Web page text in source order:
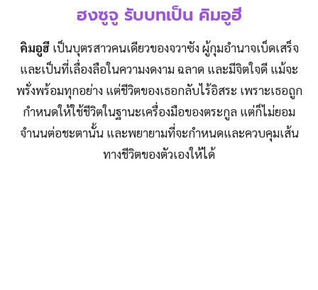
ฮงซูจู รับบทเป็น คิมอูฮี
คิมอูฮี เป็นบุตรสาวคนเดียวของจวาซัง ผู้กุมอำนาจเบ็ดเสร็จ
และเป็นที่เลื่องลือในความงดงาม ฉลาด และมีจิตใจดี แม้จะ
พรั่งพร้อมทุกอย่าง แต่ชีวิตของเธอกลับไร้อิสระ เพราะเธอถูก
กำหนดให้ใช้ชีวิตในฐานะเครื่องมือของตระกูล แต่ก็ไม่ยอม
จำนนต่อชะตานั้น และพยายามที่จะกำหนดและควบคุมเส้น
ทางชีวิตของตัวเองให้ได้